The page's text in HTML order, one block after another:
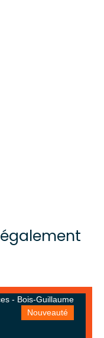
également
Nouveauté